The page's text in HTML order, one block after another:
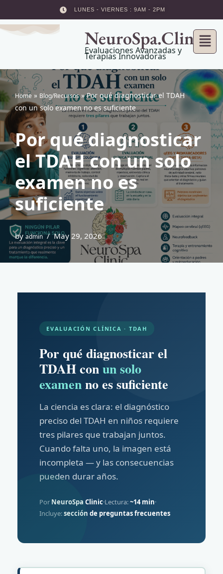
Skip
LUNES - VIERNES : 9AM - 2PM
NeuroSpa.Clinic
Evaluaciones Avanzadas y
Terapias Innovadoras
Home » Blog/Recursos»Por qué diagnosticar el TDAH
con un solo examen no es suficiente
Por qué diagnosticar
el TDAH con un solo
examen no es
suficiente
by admin May 29, 2026
EVALUACIÓN CLÍNICA · TDAH
Por qué diagnosticar el
TDAH conun solo
examenno es suficiente
La ciencia es clara: el diagnóstico
preciso del TDAH en niños requiere
tres pilares que trabajan juntos.
Cuando falta uno, la imagen está
incompleta — y las consecuencias
pueden durar años.
Por NeuroSpa Clinic·Lectura:~14 min·
Incluye:sección de preguntas frecuentes